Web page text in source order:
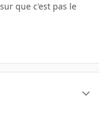
que c'est pas le